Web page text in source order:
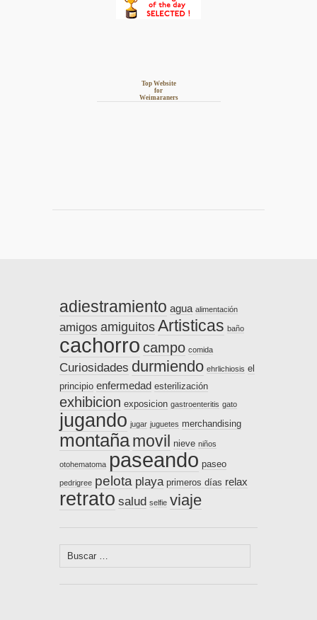
Top Website
for
Weimaraners
adiestramiento agua alimentación
amigos amiguitos Artisticas baño
cachorro campo comida
Curiosidades durmiendo ehrlichiosis el
principio enfermedad esterilización
exhibicion exposicion gastroenteritis gato
jugando jugar juguetes merchandising
montañamovil nieve niños
otohematoma paseando paseo
pedrigree pelota playa primeros días relax
retrato salud selfie viaje
Buscar: